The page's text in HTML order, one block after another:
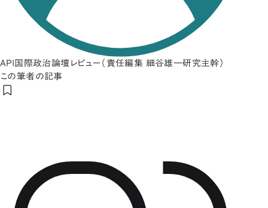
API国際政治論壇レビュー（責任編集 細谷雄一研究主幹）
この筆者の記事